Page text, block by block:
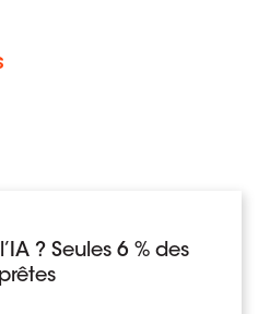
? Seules 6 % des